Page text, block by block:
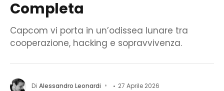
Completa
Capcom vi porta in un’odissea lunare tra
cooperazione, hacking e sopravvivenza.
Di Alessandro Leonardi 27 Aprile 2026